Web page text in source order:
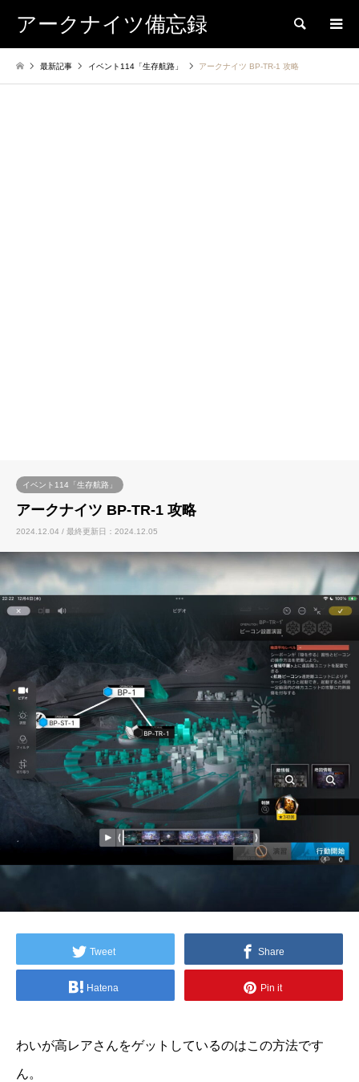
アークナイツ備忘録 検索
最新記事 イベント114「生存航路」 アークナイツ BP-TR-1 攻略
イベント114「生存航路」
アークナイツ BP-TR-1 攻略
2024.12.04 / 最終更新日：2024.12.05
Tweet Share
Hatena Pin it
わいが高レアさんをゲットしているのはこの方法です
ん。